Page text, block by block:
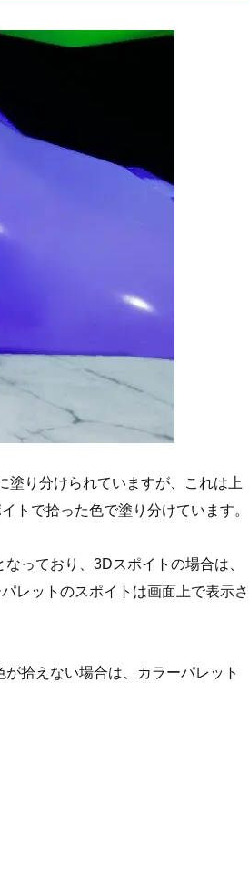
塗り分けられていますが、これは上
トで拾った色で塗り分けています。
っており、3Dスポイトの場合は、
レットのスポイトは画面上で表示さ
拾えない場合は、カラーパレット